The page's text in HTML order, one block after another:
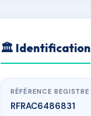
🏛 Identification
RÉFÉRENCE REGISTRE
RFRAC6486831